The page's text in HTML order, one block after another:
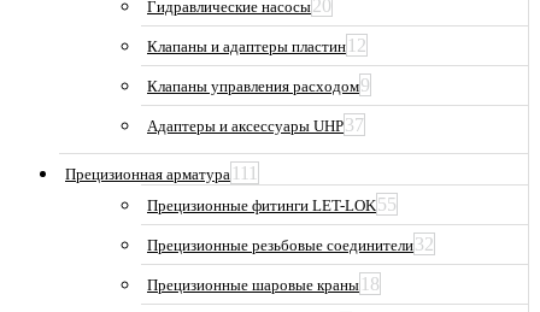
Гидравлические насосы20
Клапаны и адаптеры пластин 12
Клапаны управления расходом9
Адаптеры и аксессуары UHP37
Прецизионная арматура 111
Прецизионные фитинги LET-LOK55
Прецизионные резьбовые соединители32
Прецизионные шаровые краны 18